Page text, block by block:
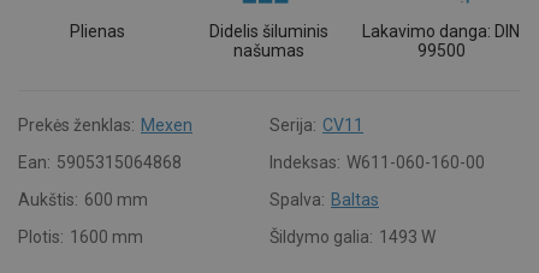
Plienas
Didelis šiluminis
našumas
Lakavimo danga: DIN
99500
Prekės ženklas: Mexen Serija: CV11
Ean: 5905315064868 Indeksas: W611-060-160-00
Aukštis: 600 mm Spalva: Baltas
Plotis: 1600 mm Šildymo galia: 1493 W